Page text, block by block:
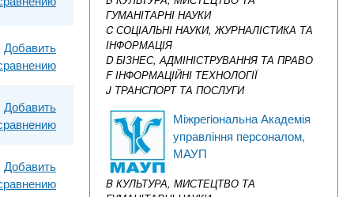
Добавить
Добавить
Добавить
ГУМАНІТАРНІ НАУКИ
C СОЦІАЛЬНІ НАУКИ, ЖУРНАЛІСТИКА ТА
ІНФОРМАЦІЯ
D БІЗНЕС, АДМІНІСТРУВАННЯ ТА ПРАВО
F ІНФОРМАЦІЙНІ ТЕХНОЛОГІЇ
J ТРАНСПОРТ ТА ПОСЛУГИ
Міжрегіональна Академія
управління персоналом,
МАУП
B КУЛЬТУРА, МИСТЕЦТВО ТА